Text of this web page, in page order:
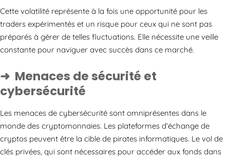
Cette volatilité représente à la fois une opportunité pour les
traders expérimentés et un risque pour ceux qui ne sont pas
préparés à gérer de telles fluctuations. Elle nécessite une veille
constante pour naviguer avec succès dans ce marché.
Menaces de sécurité et
cybersécurité
Les menaces de cybersécurité sont omniprésentes dans le
monde des cryptomonnaies. Les plateformes d’échange de
cryptos peuvent être la cible de pirates informatiques. Le vol de
clés privées, qui sont nécessaires pour accéder aux fonds dans